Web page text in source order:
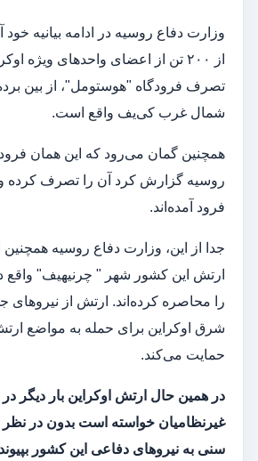
وزارت دفاع روسیه در ادامه بیانیه
از ۲۰۰ تن از اعضای واحدهای ویژه
تصرف فرودگاه "هوستومل"، از بین
شمال غرب کی‌یف واقع است.
همچنین گمان می‌رود که این همان
روسیه گزارش کرد آن را تصرف کرده و
فرود آمده‌اند.
جدا از این، وزارت دفاع روسیه همچنین
ارتش این کشور شهر " چرنیهیف" واقع
را محاصره کرده‌اند. ارتش از نیروهای
شرق اوکراین برای حمله به مواضع
حمایت می‌کند.
در همین حال ارتش اوکراین بار دیگر در
غیرنظامیان خواسته است بدون در
سنی به نیروهای دفاعی این کشور